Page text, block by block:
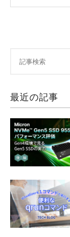
最近の記事